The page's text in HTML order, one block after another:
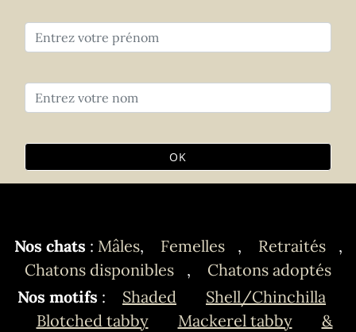
OK
Nos chats : Mâles, Femelles , Retraités
,
Chatons disponibles
,
Chatons adoptés
Nos motifs : Shaded
Shell/Chinchilla
Blotched tabby
Mackerel tabby
&